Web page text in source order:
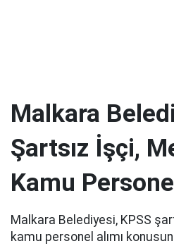
Malkara
Şartsız İşçi,
Kamu
Malkara Belediyesi, KPSS
kamu personel alımı